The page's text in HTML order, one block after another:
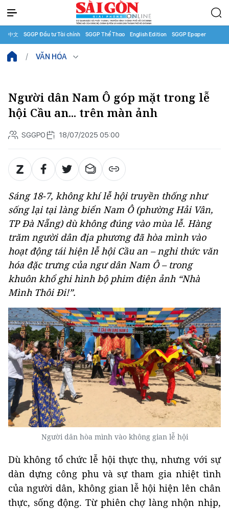
中文 SGGP Đầu tư Tài chính SGGP Thể Thao English Edition SGGP Epaper
VĂN HÓA
Người dân Nam Ô góp mặt trong lễ
hội Cầu an... trên màn ảnh
SGGPO 18/07/2025 05:00
Sáng 18-7, không khí lễ hội truyền thống như
sống lại tại làng biển Nam Ô (phường Hải Vân,
TP Đà Nẵng) dù không đúng vào mùa lễ. Hàng
trăm người dân địa phương đã hòa mình vào
hoạt động tái hiện lễ hội Cầu an – nghi thức văn
hóa đặc trưng của ngư dân Nam Ô – trong
khuôn khổ ghi hình bộ phim điện ảnh “Nhà
Mình Thôi Đi!”.
Người dân hòa mình vào không gian lễ hội
Dù không tổ chức lễ hội thực thụ, nhưng với sự
dàn dựng công phu và sự tham gia nhiệt tình
của người dân, không gian lễ hội hiện lên chân
thực, sống động. Từ phiên chợ làng nhộn nhịp,